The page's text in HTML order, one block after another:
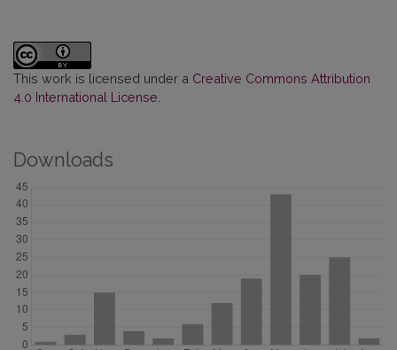
This work is licensed under a Creative Commons Attribution
4.0 International License
Downloads